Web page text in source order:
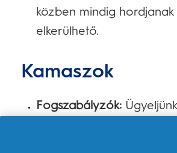
közben mindig
elkerülhető.
Kamaszok
Fogszabályzók: